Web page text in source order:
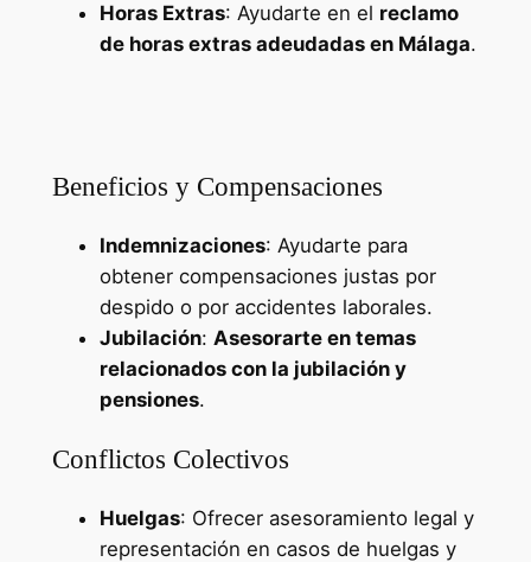
Horas Extras: Ayudarte en el reclamo
de horas extras adeudadas en Málaga.
Beneficios y Compensaciones
Indemnizaciones: Ayudarte para
obtener compensaciones justas por
despido o por accidentes laborales.
Jubilación: Asesorarte en temas
relacionados con la jubilación y
pensiones.
Conflictos Colectivos
Huelgas: Ofrecer asesoramiento legal y
representación en casos de huelgas y